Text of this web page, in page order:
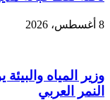
8 أغسطس، 2026
وزير المياه
النمر العربي